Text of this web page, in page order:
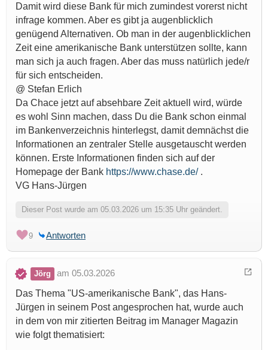
Damit wird diese Bank für mich zumindest vorerst nicht
infrage kommen. Aber es gibt ja augenblicklich
genügend Alternativen. Ob man in der augenblicklichen
Zeit eine amerikanische Bank unterstützen sollte, kann
man sich ja auch fragen. Aber das muss natürlich jede/r
für sich entscheiden.
@ Stefan Erlich
Da Chace jetzt auf absehbare Zeit aktuell wird, würde
es wohl Sinn machen, dass Du die Bank schon einmal
im Bankenverzeichnis hinterlegst, damit demnächst die
Informationen an zentraler Stelle ausgetauscht werden
können. Erste Informationen finden sich auf der
Homepage der Bank https://www.chase.de/.
VG Hans-Jürgen
Dieser Post wurde am 05.03.2026 um 15:35 Uhr geändert.
9 Antworten
Jörg
am 05.03.2026
Das Thema "US-amerikanische Bank", das Hans-
Jürgen in seinem Post angesprochen hat, wurde auch
in dem von mir zitierten Beitrag im Manager Magazin
wie folgt thematisiert: